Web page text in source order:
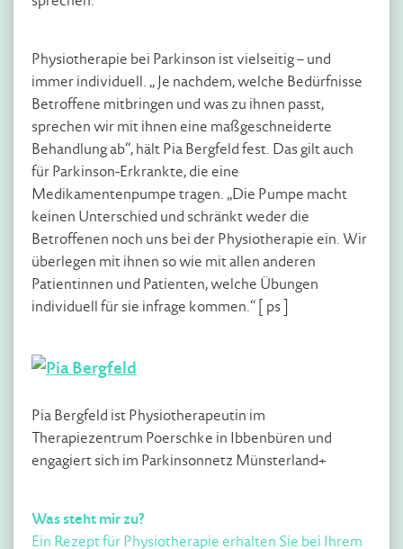
Physiotherapie bei Parkinson ist vielseitig – und
immer individuell. „ Je nachdem, welche Bedürfnisse
Betroffene mitbringen und was zu ihnen passt,
sprechen wir mit ihnen eine maßgeschneiderte
Behandlung ab“, hält Pia Bergfeld fest. Das gilt auch
für Parkinson-Erkrankte, die eine
Medikamentenpumpe tragen. „Die Pumpe macht
keinen Unterschied und schränkt weder die
Betroffenen noch uns bei der Physiotherapie ein. Wir
überlegen mit ihnen so wie mit allen anderen
Patientinnen und Patienten, welche Übungen
individuell für sie infrage kommen.“ [ ps ]
Pia Bergfeld ist Physiotherapeutin im
Therapiezentrum Poerschke in Ibbenbüren und
engagiert sich im Parkinsonnetz Münsterland+
Was steht mir zu?
Ein Rezept für Physiotherapie erhalten Sie bei Ihrem